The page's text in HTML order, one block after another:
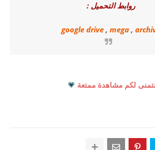
روابط التحميل :
google drive , mega ,
لكم مشاهدة ممتعة 💗